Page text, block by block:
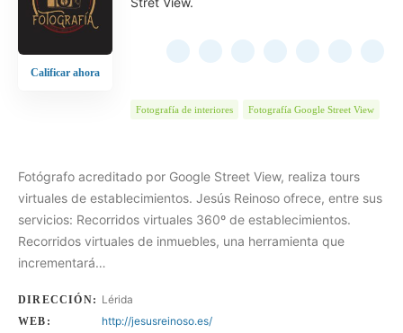
Calificar ahora
Fotografía de interiores Fotografía Google Street View
Fotógrafo acreditado por Google Street View, realiza tours
virtuales de establecimientos. Jesús Reinoso ofrece, entre sus
servicios: Recorridos virtuales 360º de establecimientos.
Recorridos virtuales de inmuebles, una herramienta que
incrementará…
DIRECCIÓN: Lérida
WEB: http://jesusreinoso.es/